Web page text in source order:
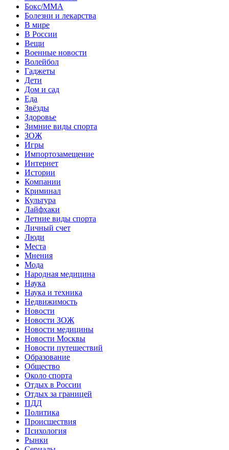
Бокс/MMA
Болезни и лекарства
В мире
В России
Вещи
Военные новости
Волейбол
Гаджеты
Дети
Дом и сад
Еда
Звёзды
Здоровье
Зимние виды спорта
ЗОЖ
Игры
Импортозамещение
Интернет
Истории
Компании
Криминал
Культура
Лайфхаки
Летние виды спорта
Личный счет
Люди
Места
Мнения
Мода
Народная медицина
Наука
Наука и техника
Недвижимость
Новости
Новости ЗОЖ
Новости медицины
Новости Москвы
Новости путешествий
Образование
Общество
Около спорта
Отдых в России
Отдых за границей
ПДД
Политика
Происшествия
Психология
Рынки